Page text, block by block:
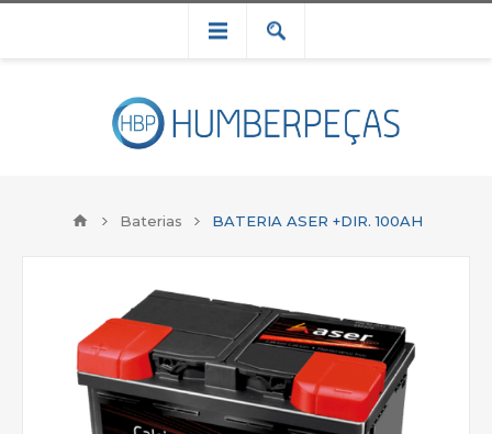
Baterias BATERIA ASER +DIR. 100AH